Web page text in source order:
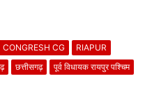
CONGRESH CG
RIAPUR
छत्तीसगढ़
पूर्व विधायक रायपुर पश्चिम